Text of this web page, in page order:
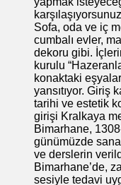
Sofa, oda ve iç
cumbalı evler,
dekoru gibi.
kurulu
konaktaki
yansıtıyor. Giriş
tarihi ve estetik
girişi Kralkaya
Bimarhane,
günümüzde
ve derslerin
Bimarhane’de,
sesiyle tedavi